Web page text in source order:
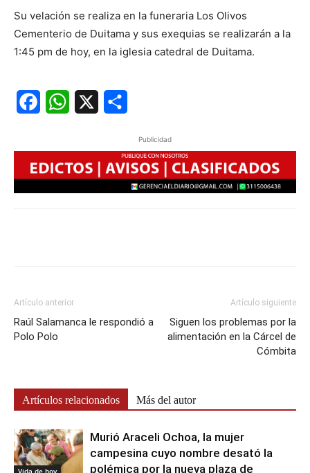
Su velación se realiza en la funeraria Los Olivos
Cementerio de Duitama y sus exequias se realizarán a la
1:45 pm de hoy, en la iglesia catedral de Duitama.
FacebookWhatsApp
Publicidad
Artículo anterior
Raúl Salamanca le respondió a
Polo Polo
Artículo siguiente
Siguen los problemas por la
alimentación en la Cárcel de
Cómbita
Artículos relacionados Más del autor
Vida de hoy
Murió Araceli Ochoa, la mujer
campesina cuyo nombre desató la
polémica por la nueva plaza de